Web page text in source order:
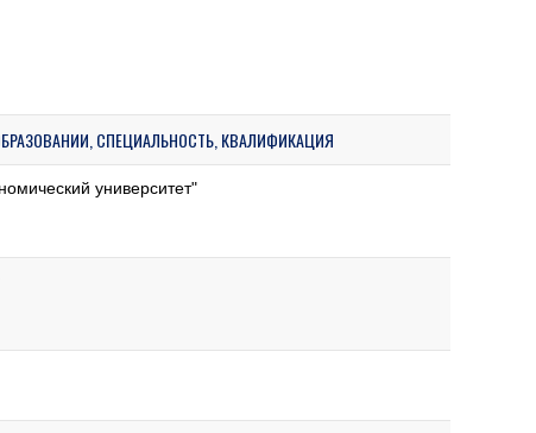
СПЕЦИАЛЬНОСТЬ, КВАЛИФИКАЦИЯ
университет"